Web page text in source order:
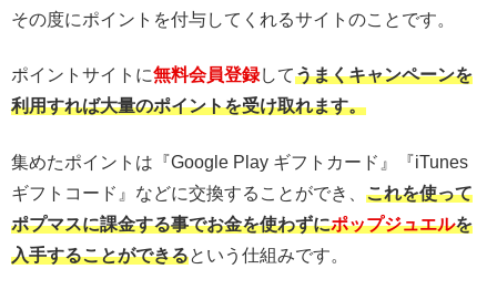
その度にポイントを付与してくれるサイトのことです。
ポイントサイトに無料会員登録してうまくキャンペーンを
利用すれば大量のポイントを受け取れます。
集めたポイントは『Google Play ギフトカード』『iTunes
ギフトコード』などに交換することができ、 これを使って
ポプマスに課金する事でお金を使わずにポップジュエルを
入手することができるという仕組みです。